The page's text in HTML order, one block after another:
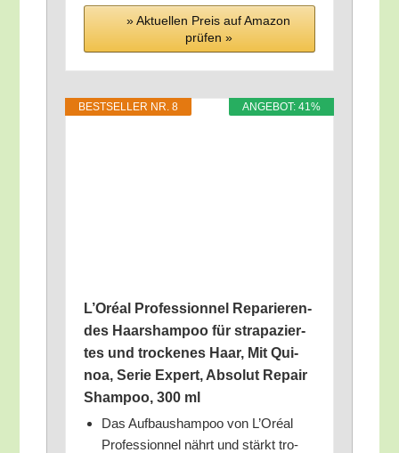
» Aktu­el­len Preis auf Ama­zon
prü­fen »
ANGE­BOT: 41%
BEST­SEL­LER NR. 8
L’O­ré­al Pro­fes­si­on­nel Repa­rie­ren­
des Haar­sham­poo für stra­pa­zier­
tes und tro­cke­nes Haar, Mit Qui­
noa, Serie Expert, Abso­lut Repair
Sham­poo, 300 ml
Das Auf­bau­sham­poo von L’O­ré­al
Pro­fes­si­on­nel nährt und stärkt tro­